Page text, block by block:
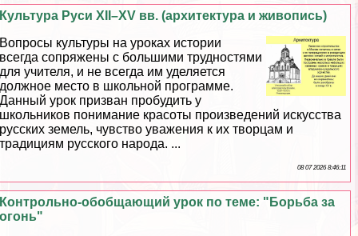
Культура Руси XII–XV вв. (архитектура и живопись)
Вопросы культуры на уроках истории
всегда сопряжены с большими трудностями
для учителя, и не всегда им уделяется
должное место в школьной программе.
Данный урок призван пробудить у
школьников понимание красоты произведений искусства
русских земель, чувство уважения к их творцам и
традициям русского народа. ...
08 07 2026 8:46:11
Контрольно-обобщающий урок по теме: "Борьба за
огонь"